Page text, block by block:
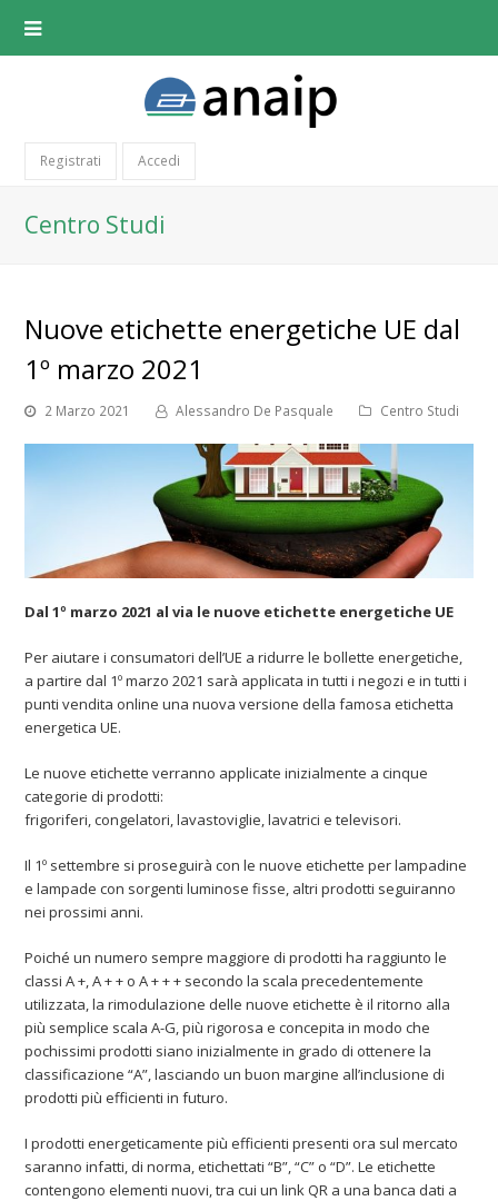
Registrati Accedi
Centro Studi
Nuove etichette energetiche UE dal
1º marzo 2021
2 Marzo 2021 Alessandro De Pasquale Centro Studi
Dal 1º marzo 2021 al via le nuove etichette energetiche UE
Per aiutare i consumatori dell’UE a ridurre le bollette energetiche,
a partire dal 1º marzo 2021 sarà applicata in tutti i negozi e in tutti i
punti vendita online una nuova versione della famosa etichetta
energetica UE.
Le nuove etichette verranno applicate inizialmente a cinque
categorie di prodotti:
frigoriferi, congelatori, lavastoviglie, lavatrici e televisori.
Il 1º settembre si proseguirà con le nuove etichette per lampadine
e lampade con sorgenti luminose fisse, altri prodotti seguiranno
nei prossimi anni.
Poiché un numero sempre maggiore di prodotti ha raggiunto le
classi A +, A + + o A + + + secondo la scala precedentemente
utilizzata, la rimodulazione delle nuove etichette è il ritorno alla
più semplice scala A-G, più rigorosa e concepita in modo che
pochissimi prodotti siano inizialmente in grado di ottenere la
classificazione “A”, lasciando un buon margine all’inclusione di
prodotti più efficienti in futuro.
I prodotti energeticamente più efficienti presenti ora sul mercato
saranno infatti, di norma, etichettati “B”, “C” o “D”. Le etichette
contengono elementi nuovi, tra cui un link QR a una banca dati a